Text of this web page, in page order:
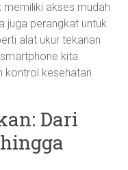
akses mudah
juga perangkat untuk
alat ukur tekanan
kita.
kontrol kesehatan
Dari